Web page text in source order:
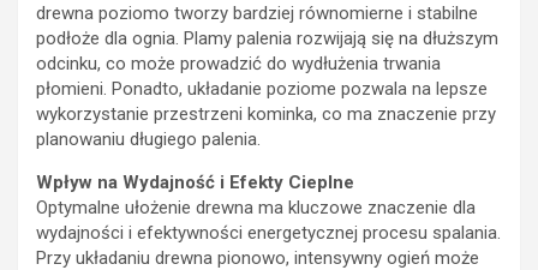
drewna poziomo tworzy bardziej równomierne i stabilne
podłoże dla ognia. Plamy palenia rozwijają się na dłuższym
odcinku, co może prowadzić do wydłużenia trwania
płomieni. Ponadto, układanie poziome pozwala na lepsze
wykorzystanie przestrzeni kominka, co ma znaczenie przy
planowaniu długiego palenia.
Wpływ na Wydajność i Efekty Cieplne
Optymalne ułożenie drewna ma kluczowe znaczenie dla
wydajności i efektywności energetycznej procesu spalania.
Przy układaniu drewna pionowo, intensywny ogień może